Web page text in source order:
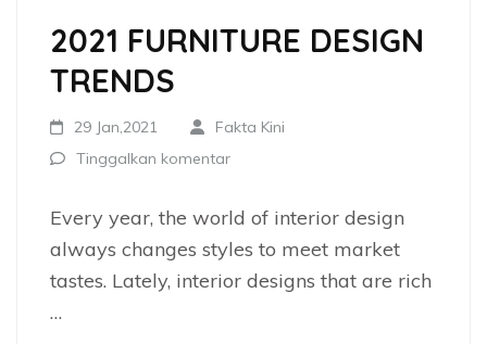
2021 FURNITURE DESIGN
TRENDS
29 Jan,2021
Fakta Kini
Tinggalkan komentar
Every year, the world of interior design
always changes styles to meet market
tastes. Lately, interior designs that are rich
…